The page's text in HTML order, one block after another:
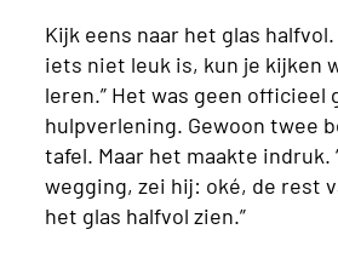
Kijk eens naar het glas halfvol.
iets niet leuk is, kun je kijken
leren.” Het was geen officieel
hulpverlening. Gewoon twee
tafel. Maar het maakte indruk.
wegging, zei hij: oké, de rest
het glas halfvol zien.”